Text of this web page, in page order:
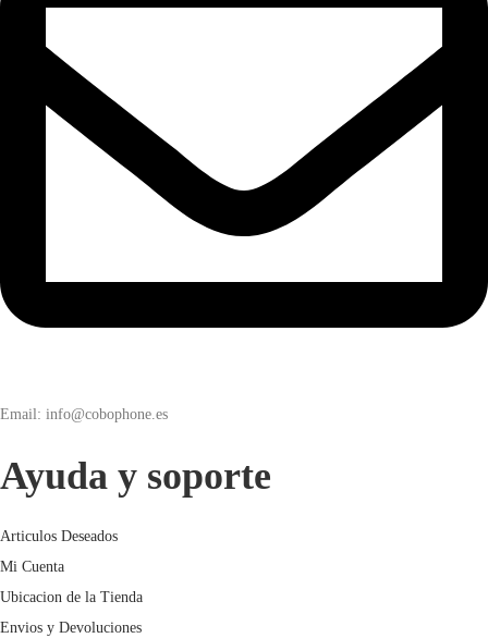
Email: info@cobophone.es
Ayuda y soporte
Articulos Deseados
Mi Cuenta
Ubicacion de la Tienda
Envios y Devoluciones